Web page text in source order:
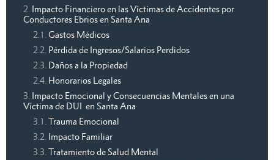
Impacto Financiero en las Víctimas de Accidentes por
Conductores Ebrios en Santa Ana
Gastos Médicos
Pérdida de Ingresos/Salarios Perdidos
Daños a la Propiedad
Honorarios Legales
Impacto Emocional y Consecuencias Mentales en una
Víctima de DUI en Santa Ana
Trauma Emocional
Impacto Familiar
Tratamiento de Salud Mental